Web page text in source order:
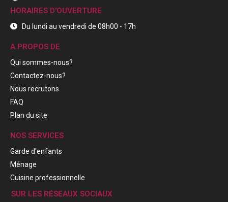
HORAIRES D'OUVERTURE
Du lundi au vendredi de 08h00 - 17h
A PROPOS DE
Qui sommes-nous?
Contactez-nous?
Nous recrutons
FAQ
Plan du site
NOS SERVICES
Garde d'enfants
Ménage
Cuisine professionnelle
SUR LES RÉSEAUX SOCIAUX